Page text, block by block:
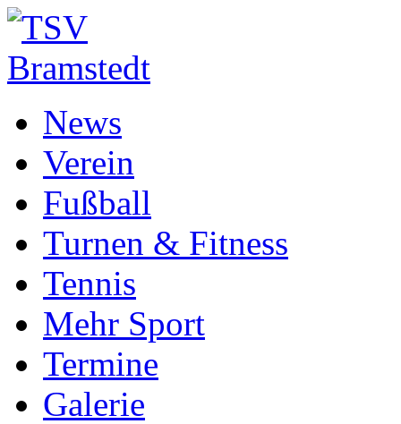
News
Verein
Fußball
Turnen & Fitness
Tennis
Mehr Sport
Termine
Galerie